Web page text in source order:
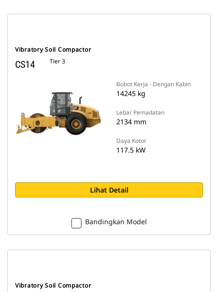
Vibratory Soil Compactor
CS14 Tier 3
Bobot Kerja - Dengan Kabin
14245 kg
Lebar Pemadatan
2134 mm
Daya Kotor
117.5 kW
Lihat Detail
Bandingkan Model
Vibratory Soil Compactor